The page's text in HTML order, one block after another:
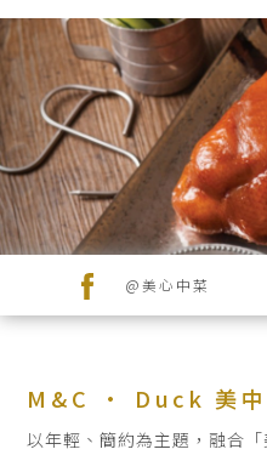
心
中
菜
品
牌
新
菜
系
菜系
品
牌
Previous
@美心中菜
M&C · Duck 美
以年輕、簡約為主題，融合